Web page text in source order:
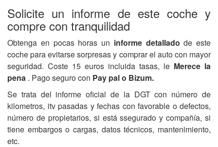
Solicite un informe de este coche y
compre con tranquilidad
Obtenga en pocas horas un informe detalladode este
coche para evitarse sorpresas y comprar el auto con mayor
seguridad. Coste 15 euros incluida tasas, le Merece la
pena . Pago seguro con Pay pal o Bizum.
Se trata del informe oficial de la DGT con número de
kilometros, itv pasadas y fechas con favorable o defectos,
número de propietarios, si está ssegurado y compañía, si
tiene embargos o cargas, datos técnicos, mantenimiento,
etc.